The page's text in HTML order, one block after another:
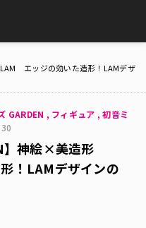
エッジの効いた造形！LAMデザ
GARDEN , フィギュア ,初音ミ
】神絵×美造形
！LAMデザインの